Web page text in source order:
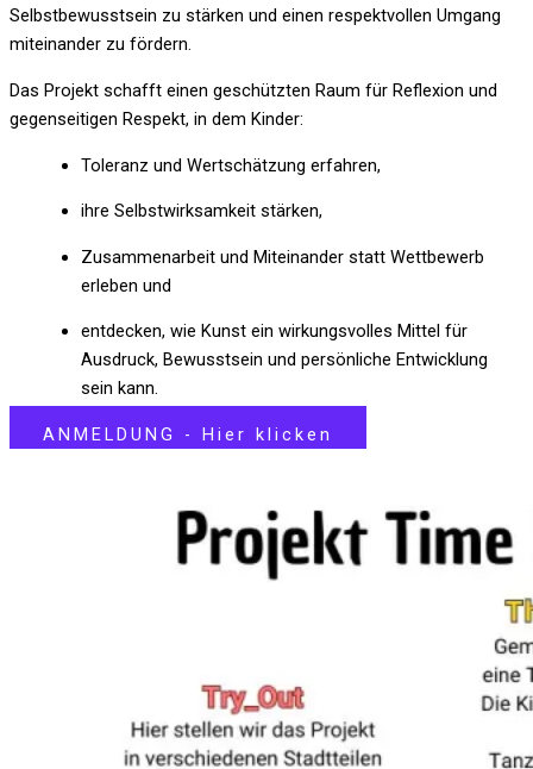
Selbstbewusstsein zu stärken und einen respektvollen Umgang
miteinander zu fördern.
Das Projekt schafft einen geschützten Raum für Reflexion und
gegenseitigen Respekt, in dem Kinder:
Toleranz und Wertschätzung erfahren,
ihre Selbstwirksamkeit stärken,
Zusammenarbeit und Miteinander statt Wettbewerb
erleben und
entdecken, wie Kunst ein wirkungsvolles Mittel für
Ausdruck, Bewusstsein und persönliche Entwicklung
sein kann.
ANMELDUNG - Hier klicken